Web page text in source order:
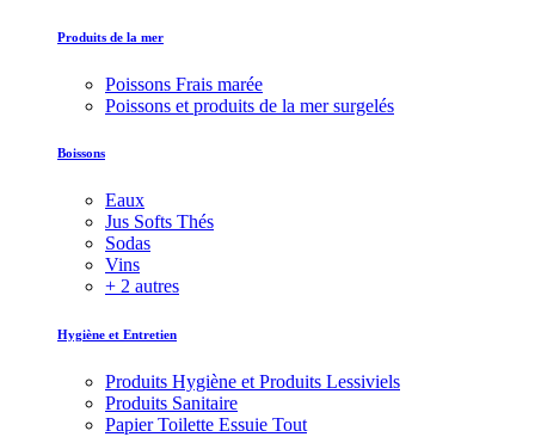
Produits de la mer
Poissons Frais marée
Poissons et produits de la mer surgelés
Boissons
Eaux
Jus Softs Thés
Sodas
Vins
+ 2 autres
Hygiène et Entretien
Produits Hygiène et Produits Lessiviels
Produits Sanitaire
Papier Toilette Essuie Tout